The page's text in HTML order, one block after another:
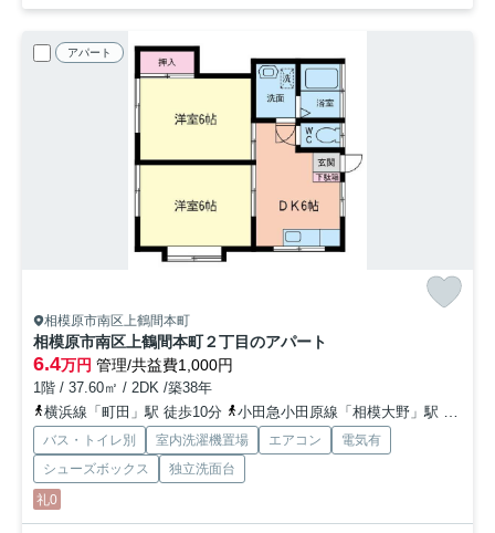
アパート
相模原市南区上鶴間本町
相模原市南区上鶴間本町２丁目のアパート
6.4万円 管理/共益費1,000円
1階 / 37.60㎡ / 2DK /築38年
横浜線「町田」駅 徒歩10分
小田急小田原線「相模大野」駅 徒歩19分
バス・トイレ別 室内洗濯機置場 エアコン
電気有
シューズボックス
独立洗面台
礼0